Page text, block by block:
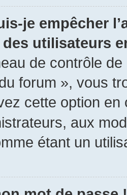
je empêcher
utilisateurs
de contrôle
forum », vous
cette option
aux
étant un